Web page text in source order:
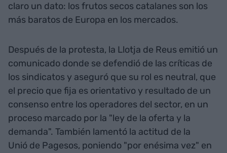
claro un dato: los frutos secos catalanes son los
más baratos de Europa en los mercados.
Después de la protesta, la Llotja de Reus emitió un
comunicado donde se defendió de las críticas de
los sindicatos y aseguró que su rol es neutral, que
el precio que fija es orientativo y resultado de un
consenso entre los operadores del sector, en un
proceso marcado por la "ley de la oferta y la
demanda". También lamentó la actitud de la
Unió de Pagesos, poniendo "por enésima vez" en